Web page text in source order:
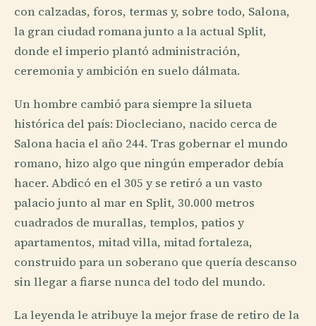
con calzadas, foros, termas y, sobre todo, Salona,
la gran ciudad romana junto a la actual Split,
donde el imperio plantó administración,
ceremonia y ambición en suelo dálmata.
Un hombre cambió para siempre la silueta
histórica del país: Diocleciano, nacido cerca de
Salona hacia el año 244. Tras gobernar el mundo
romano, hizo algo que ningún emperador debía
hacer. Abdicó en el 305 y se retiró a un vasto
palacio junto al mar en Split, 30.000 metros
cuadrados de murallas, templos, patios y
apartamentos, mitad villa, mitad fortaleza,
construido para un soberano que quería descanso
sin llegar a fiarse nunca del todo del mundo.
La leyenda le atribuye la mejor frase de retiro de la